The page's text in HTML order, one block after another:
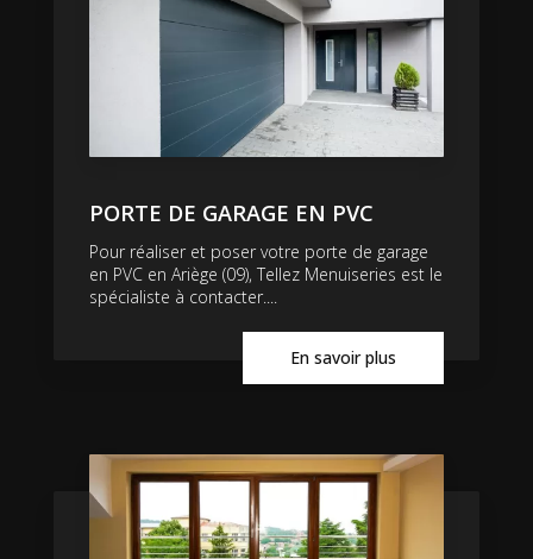
PORTE DE GARAGE EN PVC
Pour réaliser et poser votre porte de garage
en PVC en Ariège (09), Tellez Menuiseries est le
spécialiste à contacter....
En savoir plus